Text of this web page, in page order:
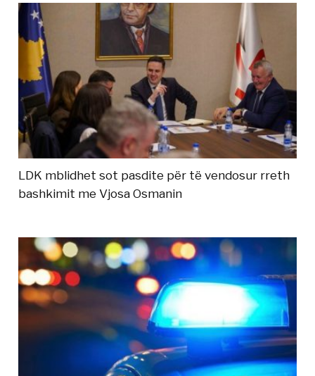
LDK mblidhet sot pasdite për të vendosur rreth
bashkimit me Vjosa Osmanin